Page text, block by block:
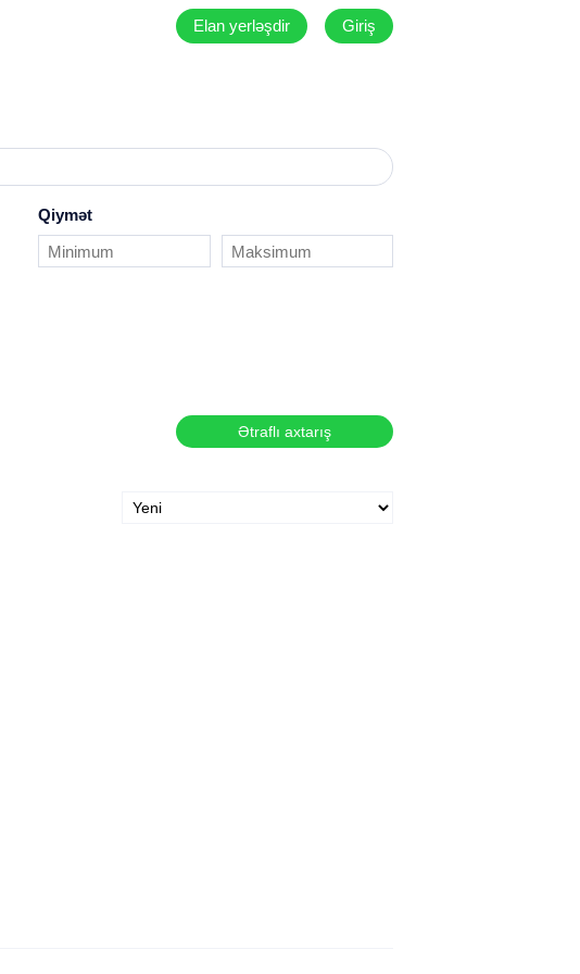
Elan yerləşdir Giriş
Qiymət
Ətraflı axtarış